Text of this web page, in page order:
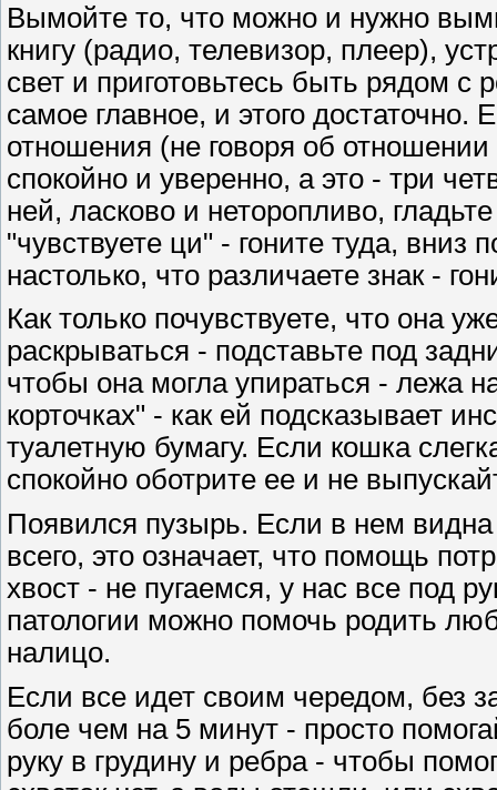
Вымойте то, что можно и нужно
книгу (радио, телевизор, плеер),
свет и приготовьтесь быть рядом с
самое главное, и этого
отношения (не говоря об
спокойно и уверенно, а это - три
ней, ласково и неторопливо,
"чувствуете ци" - гоните туда,
настолько, что различаете знак -
Как только почувствуете, что она
раскрываться - подставьте под
чтобы она могла упираться - лежа
корточках" - как ей подсказывает
туалетную бумагу. Если кошка
спокойно оботрите ее и не
Появился пузырь. Если в нем видна
всего, это означает, что помощь
хвост - не пугаемся, у нас все под
патологии можно помочь родить
налицо.
Если все идет своим чередом, без
боле чем на 5 минут - просто
руку в грудину и ребра - чтобы